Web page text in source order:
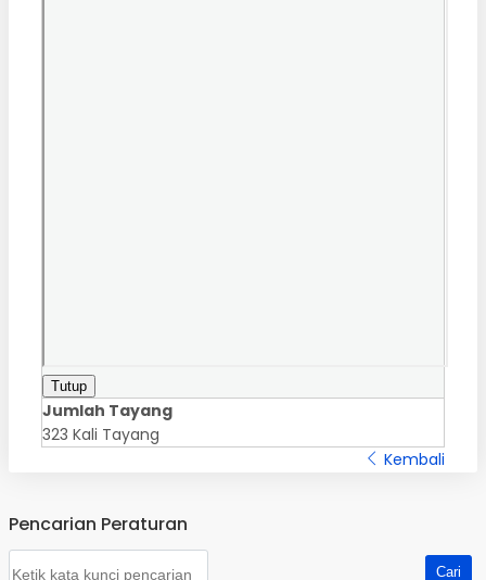
Tutup
Jumlah Tayang
323 Kali Tayang
Kembali
Pencarian Peraturan